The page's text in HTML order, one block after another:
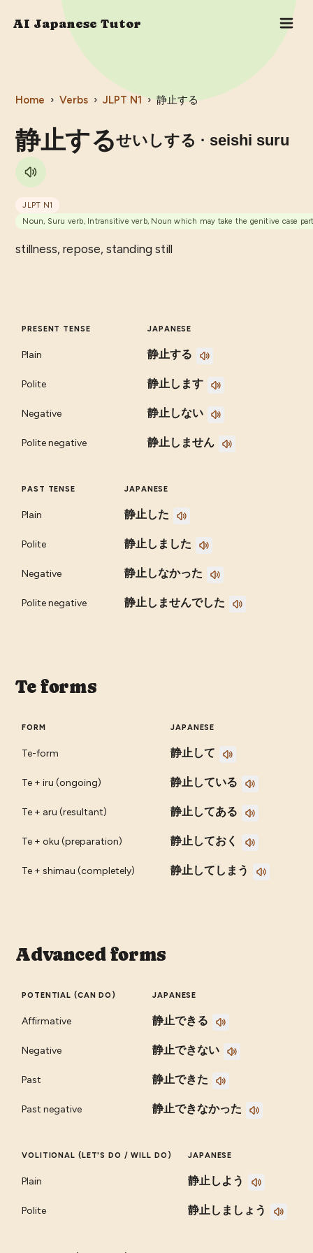
AI Japanese Tutor
Home › Verbs › JLPT N1 › 静止する
静止するせいしする · seishi suru
JLPT N1
Noun, Suru verb, Intransitive verb, Noun which may take the genitive case
stillness, repose, standing still
PRESENT TENSE JAPANESE
Plain 静止する
Polite 静止します
Negative 静止しない
Polite negative 静止しません
PAST TENSE JAPANESE
Plain 静止した
Polite 静止しました
Negative 静止しなかった
Polite negative 静止しませんでした
Te forms
FORM JAPANESE
Te-form 静止して
Te + iru (ongoing) 静止している
Te + aru (resultant) 静止してある
Te + oku (preparation) 静止しておく
Te + shimau (completely) 静止してしまう
Advanced forms
POTENTIAL (CAN DO) JAPANESE
Affirmative 静止できる
Negative 静止できない
Past 静止できた
Past negative 静止できなかった
VOLITIONAL (LET'S DO / WILL DO) JAPANESE
Plain 静止しよう
Polite 静止しましょう